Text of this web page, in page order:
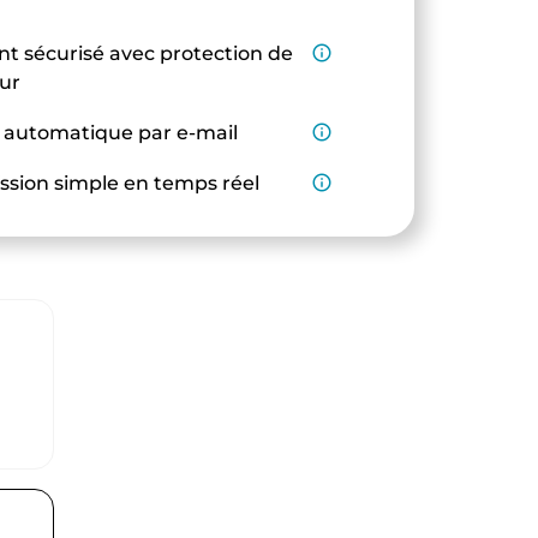
sécurisé avec protection de
info_outline
automatique par e-mail info_outline
simple en temps réel info_outline